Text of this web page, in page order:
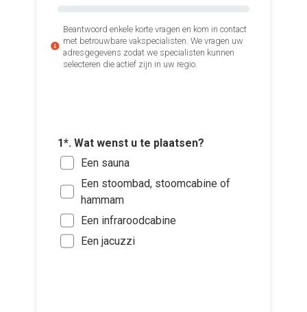
Beantwoord enkele korte vragen en kom in contact
met betrouwbare vakspecialisten. We vragen uw
adresgegevens zodat we specialisten kunnen
selecteren die actief zijn in uw regio.
1*. Wat wenst u te plaatsen?
Een sauna
Een stoombad, stoomcabine of
hammam
Een infraroodcabine
Een jacuzzi